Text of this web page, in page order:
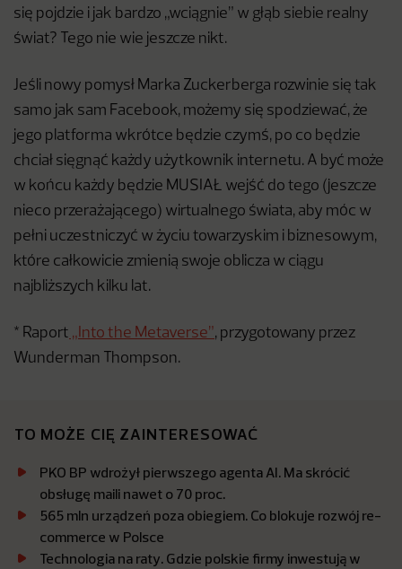
się pojdzie i jak bardzo „wciągnie” w głąb siebie realny
świat? Tego nie wie jeszcze nikt.
Jeśli nowy pomysł Marka Zuckerberga rozwinie się tak
samo jak sam Facebook, możemy się spodziewać, że
jego platforma wkrótce będzie czymś, po co będzie
chciał sięgnąć każdy użytkownik internetu. A być może
w końcu każdy będzie MUSIAŁ wejść do tego (jeszcze
nieco przerażającego) wirtualnego świata, aby móc w
pełni uczestniczyć w życiu towarzyskim i biznesowym,
które całkowicie zmienią swoje oblicza w ciągu
najbliższych kilku lat.
* Raport „Into the Metaverse”, przygotowany przez
Wunderman Thompson.
TO MOŻE CIĘ ZAINTERESOWAĆ
PKO BP wdrożył pierwszego agenta AI. Ma skrócić
obsługę maili nawet o 70 proc.
565 mln urządzeń poza obiegiem. Co blokuje rozwój re-
commerce w Polsce
Technologia na raty. Gdzie polskie firmy inwestują w